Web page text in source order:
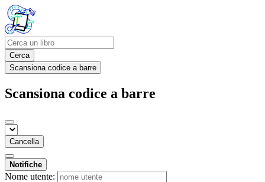
Cerca
Scansiona codice a barre
Scansiona codice a barre
Cancella
Notifiche
Nome utente: